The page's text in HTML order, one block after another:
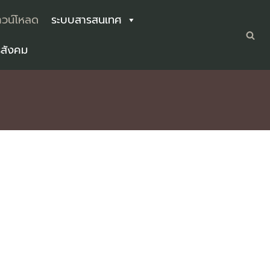
น์โหลด
ระบบสารสนเทศ
งคม